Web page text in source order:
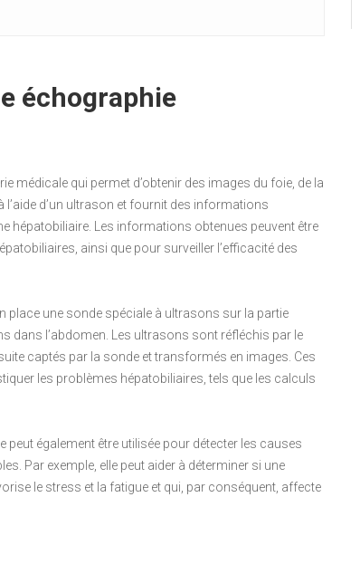
échographie
médicale qui permet d’obtenir des images du foie, de la
l’aide d’un ultrason et fournit des informations
hépatobiliaire. Les informations obtenues peuvent être
ainsi que pour surveiller l’efficacité des
place une sonde spéciale à ultrasons sur la partie
dans l’abdomen. Les ultrasons sont réfléchis par le
captés par la sonde et transformés en images. Ces
les problèmes hépatobiliaires, tels que les calculs
peut également être utilisée pour détecter les causes
Par exemple, elle peut aider à déterminer si une
le stress et la fatigue et qui, par conséquent, affecte